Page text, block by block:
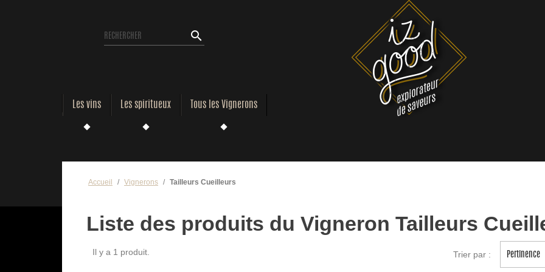
search
Les vins Les spiritueux Tous les Vignerons
Accueil Vignerons Tailleurs Cueilleurs
Liste des produits du Vigneron Tailleurs
Il y a 1 produit. Trier par : Pertinence